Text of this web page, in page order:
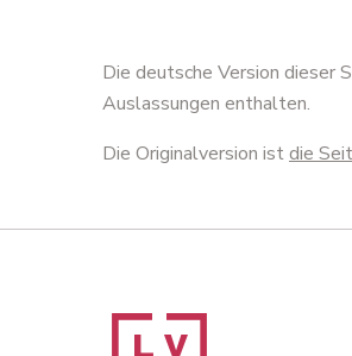
Die deutsche Version dieser
Auslassungen enthalten.
Die Originalversion istdie